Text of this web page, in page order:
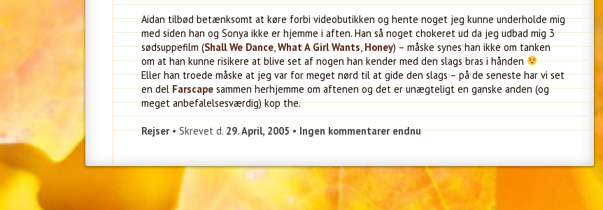
Aidan tilbød betænksomt at køre forbi videobutikken og hente noget jeg kunne underholde mig
med siden han og Sonya ikke er hjemme i aften. Han så noget chokeret ud da jeg udbad mig 3
sødsuppefilm (Shall We Dance,What A Girl Wants,Honey) – måske synes han ikke om tanken
om at han kunne risikere at blive set af nogen han kender med den slags bras i hånden
Eller han troede måske at jeg var for meget nørd til at gide den slags – på de seneste har vi set
en delFarscapesammen herhjemme om aftenen og det er unægteligt en ganske anden (og
meget anbefalelsesværdig) kop the.
Rejser• Skrevet d.29. April, 2005•Ingen kommentarer endnu